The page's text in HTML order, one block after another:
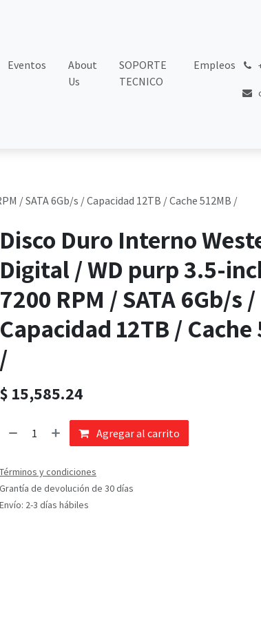
Eventos
About
Us
SOPORTE
TECNICO
Empleos
/ SATA 6Gb/s / Capacidad 12TB / Cache 512MB /
Disco Duro Interno
Digital / WD purp 3.5-
7200 RPM / SATA 6Gb/s /
Capacidad 12TB / Cache
/
$ 15,585.24
Agregar al carrito
Términos y condiciones
Grantía de devolución de 30 días
Envío: 2-3 días hábiles